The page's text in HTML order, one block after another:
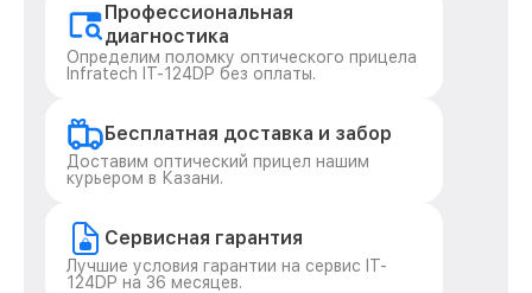
Профессиональная
диагностика
Определим поломку оптического прицела
Infratech IT-124DP без оплаты.
Бесплатная доставка и забор
Доставим оптический прицел нашим
курьером в Казани.
Сервисная гарантия
Лучшие условия гарантии на сервис IT-
124DP на 36 месяцев.